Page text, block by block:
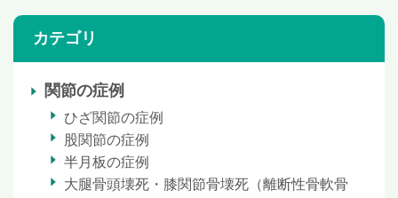
カテゴリ
関節の症例
ひざ関節の症例
股関節の症例
半月板の症例
大腿骨頭壊死・膝関節骨壊死（離断性骨軟骨